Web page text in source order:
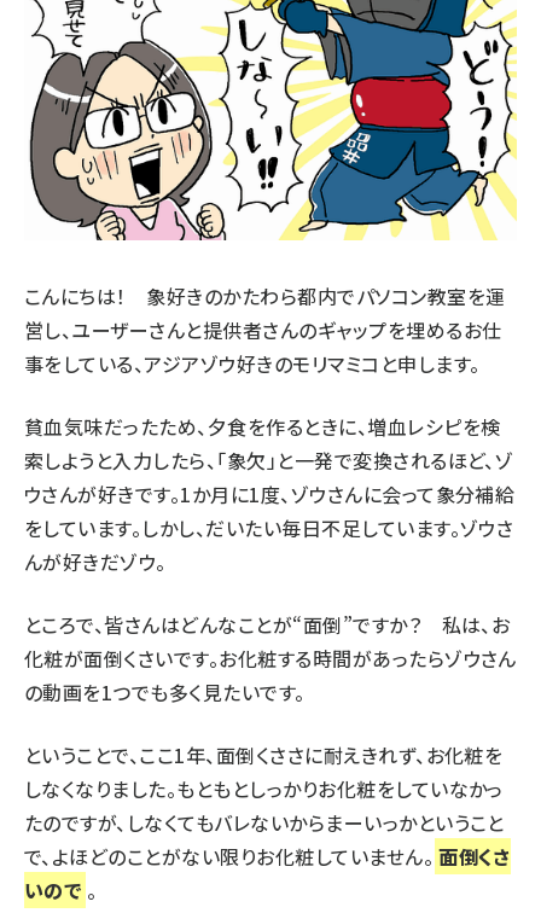
こんにちは！ 象好きのかたわら都内でパソコン教室を運
営し、ユーザーさんと提供者さんのギャップを埋めるお仕
事をしている、アジアゾウ好きのモリマミコと申します。
貧血気味だったため、夕食を作るときに、増血レシピを検
索しようと入力したら、「象欠」と一発で変換されるほど、ゾ
ウさんが好きです。1か月に1度、ゾウさんに会って象分補給
をしています。しかし、だいたい毎日不足しています。ゾウさ
んが好きだゾウ。
ところで、皆さんはどんなことが“面倒”ですか？ 私は、お
化粧が面倒くさいです。お化粧する時間があったらゾウさん
の動画を1つでも多く見たいです。
ということで、ここ1年、面倒くささに耐えきれず、お化粧を
しなくなりました。もともとしっかりお化粧をしていなかっ
たのですが、しなくてもバレないからまーいっかということ
で、よほどのことがない限りお化粧していません。 面倒くさ
いので 。